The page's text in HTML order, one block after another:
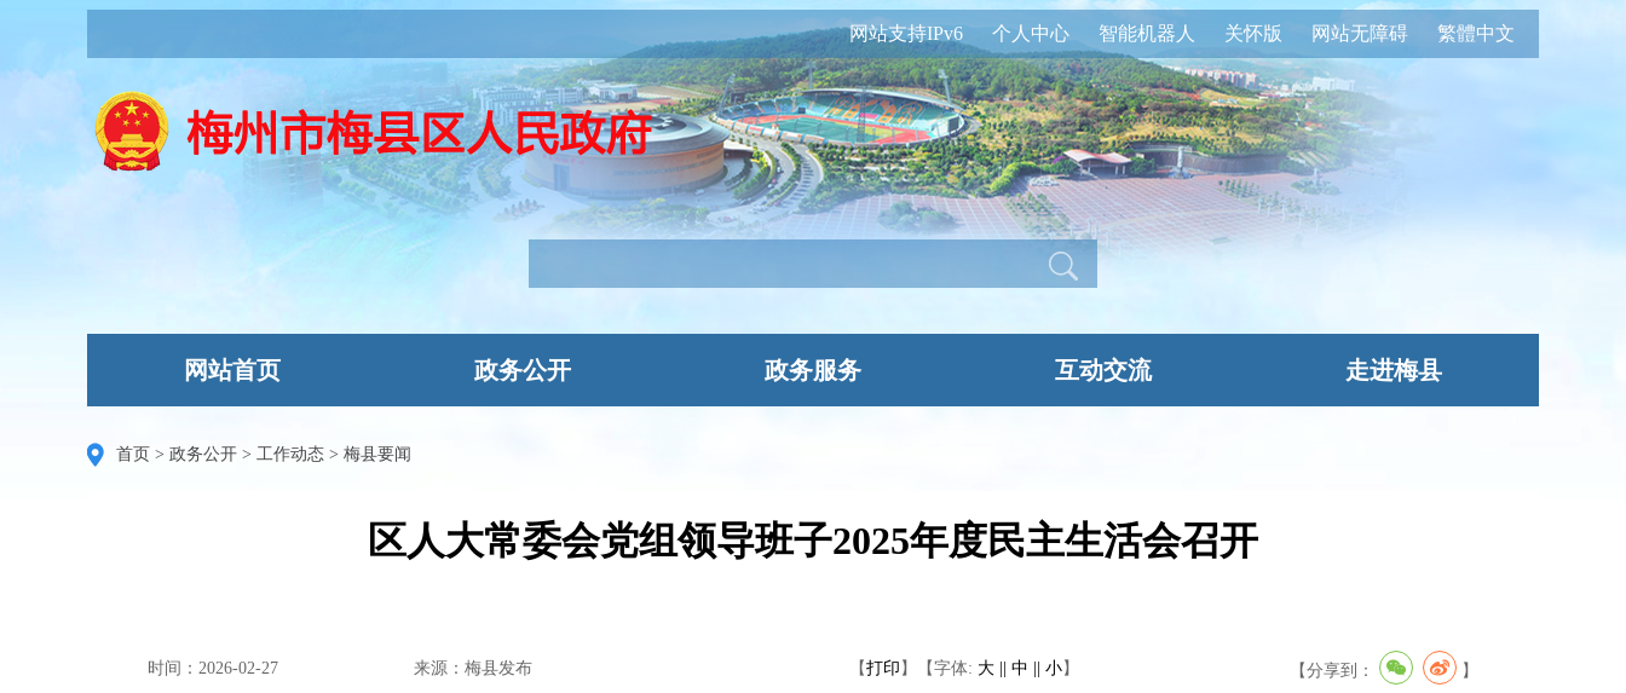
繁體中文
网站无障碍
关怀版
智能机器人
个人中心
网站支持IPv6
网站首页 政务公开 政务服务 互动交流 走进梅县
首页 > 政务公开 > 工作动态 > 梅县要闻
区人大常委会党组领导班子2025年度民主生活会召开
时间：2026-02-27 来源：梅县发布 【分享到： 】
【字体: 大 || 中 || 小】
【打印 】